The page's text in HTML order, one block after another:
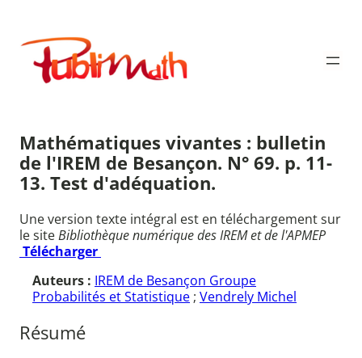
contenu
Publimath
Mathématiques vivantes : bulletin
de l'IREM de Besançon. N° 69. p. 11-
13. Test d'adéquation.
Une version texte intégral est en téléchargement sur
le siteBibliothèque numérique des IREM et de l'APMEP
Télécharger
Auteurs : IREM de Besançon Groupe
Probabilités et Statistique ; Vendrely Michel
Résumé